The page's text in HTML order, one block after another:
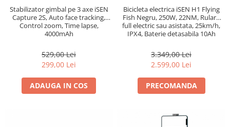
Stabilizator gimbal pe 3 axe iSEN
Capture 2S, Auto face tracking,
Control zoom, Time lapse,
4000mAh
529,00 Lei
299,00 Lei
ADAUGA IN COS
Bicicleta electrica iSEN H1 Flying
Fish Negru, 250W, 22NM, Rulare
full electric sau asistata, 25km/h,
IPX4, Baterie detasabila 10Ah
3.349,00 Lei
2.599,00 Lei
PRECOMANDA